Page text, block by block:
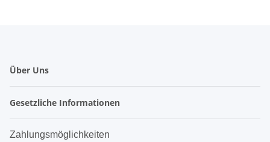
Über Uns
Gesetzliche Informationen
Zahlungsmöglichkeiten